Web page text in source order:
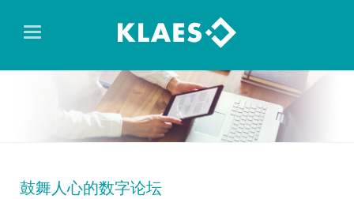
鼓舞人心的数字论坛